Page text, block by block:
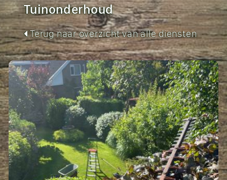
Tuinonderhoud
Terug naar overzicht van alle diensten